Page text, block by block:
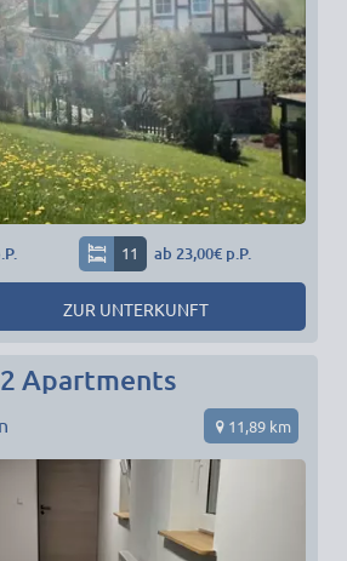
11 ab 23,00€ p.P.
ZUR UNTERKUNFT
Apartments
11,89 km